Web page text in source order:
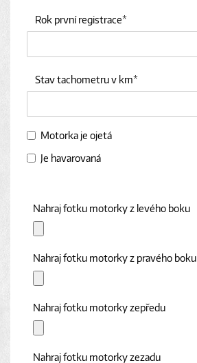
Rok první registrace
Stav tachometru v km
Motorka je ojetá
Je havarovaná
Nahraj fotku motorky z levého boku
Nahraj fotku motorky z pravého boku
Nahraj fotku motorky zepředu
Nahraj fotku motorky zezadu